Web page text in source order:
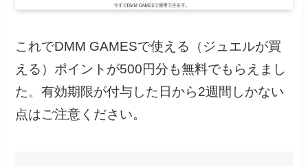
これでDMM GAMESで使える（ジュエルが買
える）ポイントが500円分も無料でもらえまし
た。有効期限が付与した日から2週間しかない
点はご注意ください。